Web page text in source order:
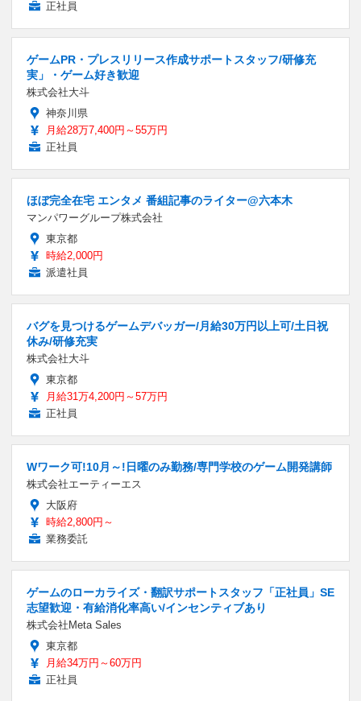
正社員
ゲームPR・プレスリリース作成サポートスタッフ/研修充
実」・ゲーム好き歓迎
株式会社大斗
神奈川県
月給28万7,400円～55万円
正社員
ほぼ完全在宅 エンタメ 番組記事のライター@六本木
マンパワーグループ株式会社
東京都
時給2,000円
派遣社員
バグを見つけるゲームデバッガー/月給30万円以上可/土日祝
休み/研修充実
株式会社大斗
東京都
月給31万4,200円～57万円
正社員
Wワーク可!10月～!日曜のみ勤務/専門学校のゲーム開発講師
株式会社エーティーエス
大阪府
時給2,800円～
業務委託
ゲームのローカライズ・翻訳サポートスタッフ「正社員」SE
志望歓迎・有給消化率高い/インセンティブあり
株式会社Meta Sales
東京都
月給34万円～60万円
正社員